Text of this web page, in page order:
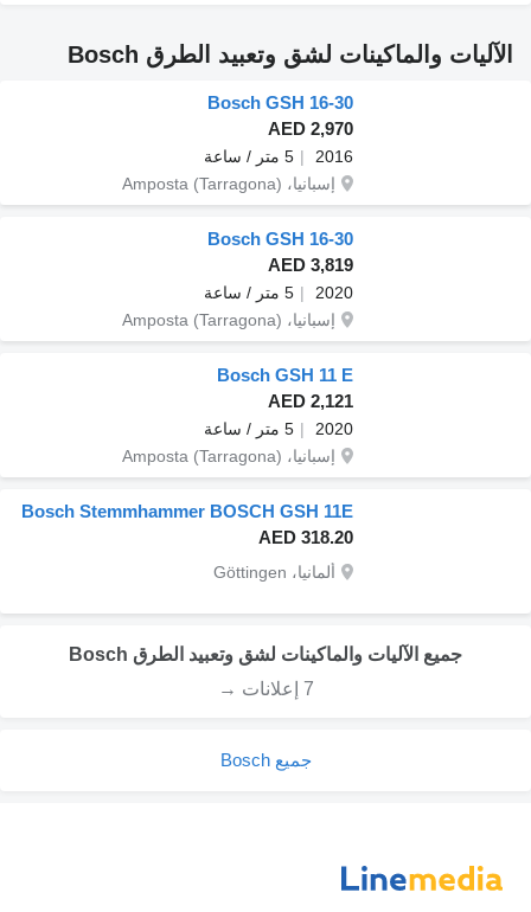
الآليات والماكينات لشق وتعبيد الطرق Bosch
Bosch GSH 16-30
AED 2,970
2016
5 متر / ساعة
إسبانيا، Amposta (Tarragona)
Bosch GSH 16-30
AED 3,819
2020
5 متر / ساعة
إسبانيا، Amposta (Tarragona)
Bosch GSH 11 E
AED 2,121
2020
5 متر / ساعة
إسبانيا، Amposta (Tarragona)
Bosch Stemmhammer BOSCH GSH 11E
AED 318.20
ألمانيا، Göttingen
جميع الآليات والماكينات لشق وتعبيد الطرق Bosch
7 إعلانات →
جميع Bosch